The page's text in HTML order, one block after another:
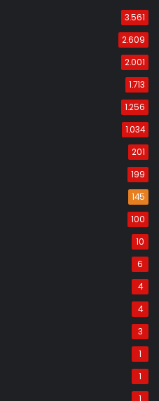
3.561
2.609
2.001
1.713
1.256
1.034
201
199
145
100
10
6
4
4
3
1
1